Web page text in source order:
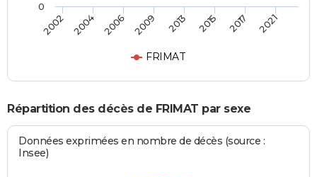
FRIMAT
2002 2004 2006 2009 2013 2015 2017 2021
0
Répartition des décès de FRIMAT par sexe
Données exprimées en nombre de décès (source :
Insee)